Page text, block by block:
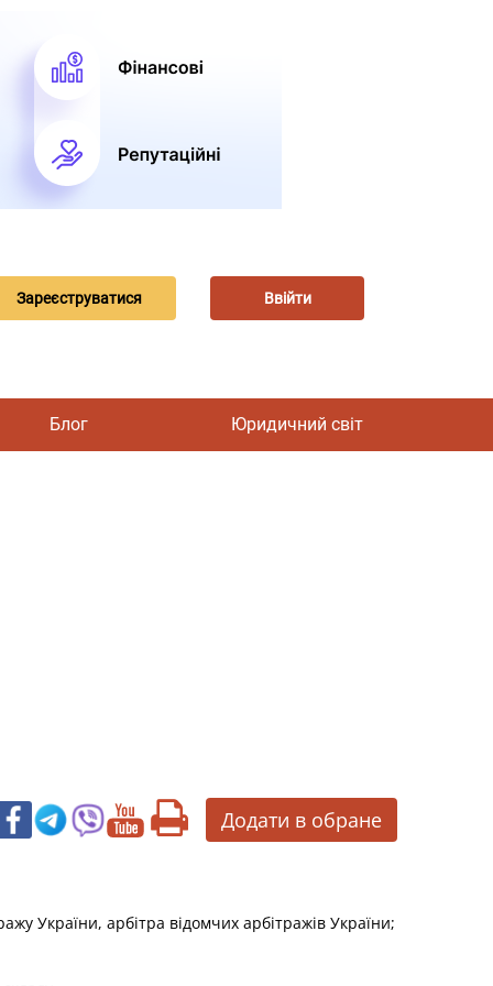
Зареєструватися Ввійти
Блог Юридичний світ
Додати в обране
України, арбітра відомчих арбітражів України;